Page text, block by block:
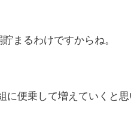
まるわけですからね。
便乗して増えていくと思